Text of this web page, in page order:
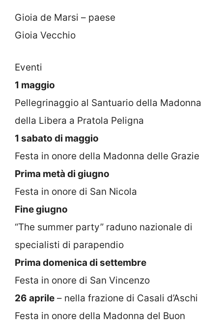
Gioia de Marsi – paese
Gioia Vecchio
Eventi
1 maggio
Pellegrinaggio al Santuario della Madonna
della Libera a Pratola Peligna
1 sabato di maggio
Festa in onore della Madonna delle Grazie
Prima metà di giugno
Festa in onore di San Nicola
Fine giugno
“The summer party” raduno nazionale di
specialisti di parapendio
Prima domenica di settembre
Festa in onore di San Vincenzo
26 aprile – nella frazione di Casali d’Aschi
Festa in onore della Madonna del Buon